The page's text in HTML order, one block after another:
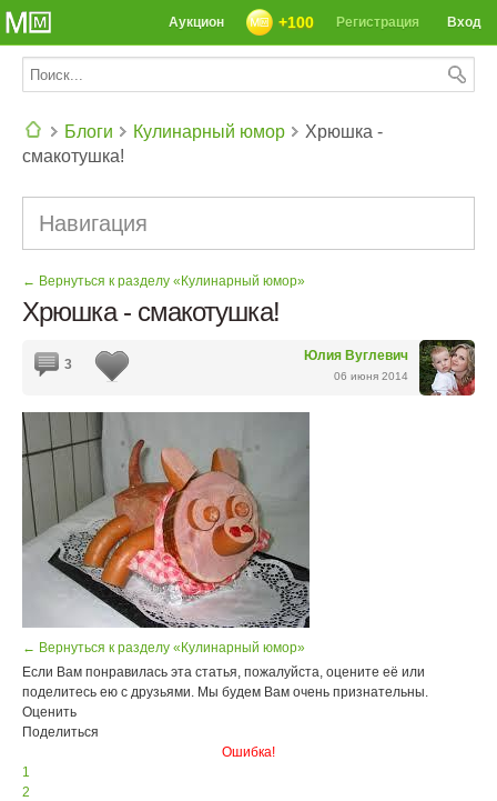
Вход
Регистрация
+100
Аукцион
Блоги Кулинарный юмор
Хрюшка -
смакотушка!
Навигация
← Вернуться к разделу «Кулинарный юмор»
Хрюшка - смакотушка!
Юлия Вуглевич
06 июня 2014
3
← Вернуться к разделу «Кулинарный юмор»
Если Вам понравилась эта статья, пожалуйста, оцените её или
поделитесь ею с друзьями. Мы будем Вам очень признательны.
Оценить
Поделиться
Ошибка!
1
2